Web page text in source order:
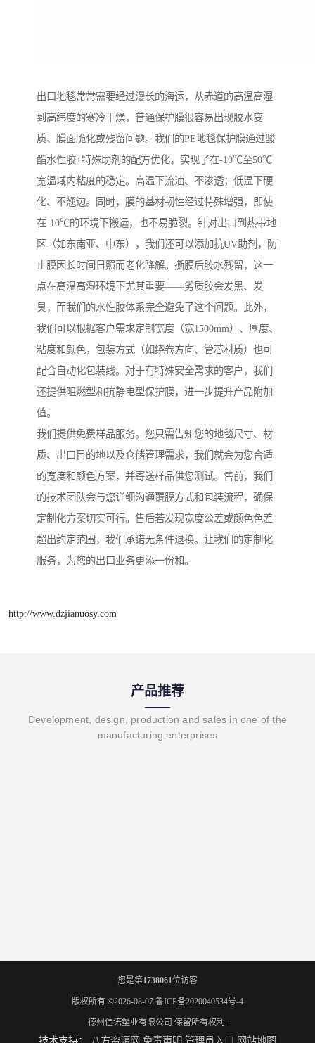
出口地毯常常需要经过漫长的海运，从赤道的高温高湿
到高纬度的寒冷干燥，普通保护膜很容易出现胶水变
质、膜面脆化或残留问题。我们的PE地毯保护膜通过酸
酯水性胶+特殊助剂的配方优化，实现了在-10℃至50℃
宽温域内粘度的稳定。高温下流油、不渗透；低温下硬
化、不翘边。同时，膜的基材韧性经过特殊增强，即使
在-10℃的环境下搬运，也不易脆裂。针对出口到热带地
区（如东南亚、中东），我们还可以添加抗UV助剂，防
止膜因长时间日照而老化降解。撕膜后胶水残留，这一
点在高温高湿环境下尤其重要——劣质胶会发黑、发
臭，而我们的水性胶体系完全避免了这个问题。此外，
我们可以根据客户需求定制宽度（宽1500mm）、厚度、
粘度和颜色，包装方式（如绕卷方向、管芯材质）也可
配合自动化包装线。对于有特殊安全需求的客户，我们
还提供阻燃型和抗静电型保护膜，进一步提升产品附加
值。
我们提供免费样品服务。您只需告知您的地毯尺寸、材
质、出口目的地以及仓储管理需求，我们就会为您合适
的宽度和颜色方案，并寄送样品供您测试。售前，我们
的技术团队会与您详细沟通覆膜方式和包装流程，确保
定制化方案切实可行。售后若发现宽度公差或颜色色差
超出约定范围，我们承诺无条件退换。让我们的定制化
服务，为您的出口业务更添一份和。
http://www.dzjianuosy.com
产品推荐
Development, design, production and sales in one of the
manufacturing enterprises
您是第1738061位访客
版权所有 ©2026-08-07 鲁ICP备2020040534号-4
德州佳诺塑业有限公司 保留所有权利.
技术支持： 八方资源网 免责声明 管理员入口 网站地图